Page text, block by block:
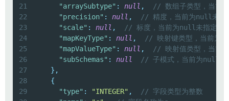
21
"arraySubtype" : null ,
// 数组子类型，当前
22
"precision" : null ,
// 精度，当前为null未指
23
"scale" : null ,
// 标度，当前为null未指定
24
"mapKeyType" : null ,
// 映射键类型，当前为
25
"mapValueType" : null ,
// 映射值类型，当前
26
"subSchemas" : null
// 子模式，当前为null未
27
} ,
28
{
29
"type" : "INTEGER" ,
// 字段类型为整数